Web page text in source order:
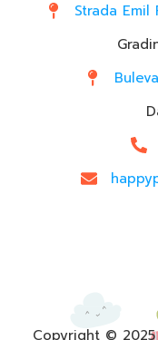
Strada Emil
Copyright © 2025